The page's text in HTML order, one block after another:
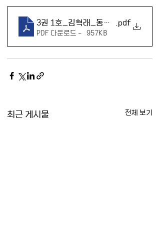
3권 1호_김혁래_동아시아 자본주
.pdf
PDF 다운로드 • 957KB
최근 게시물 전체 보기